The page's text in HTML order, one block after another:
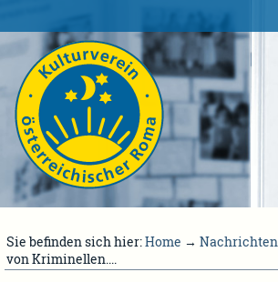
Sie befinden sich hier:Home → Nachrichten
von Kriminellen....